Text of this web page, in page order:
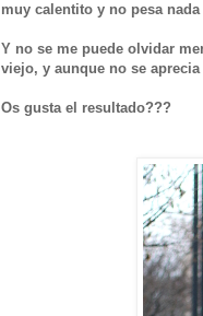
muy calentito y no pesa
Y no se me puede olvidar
viejo, y aunque no se
Os gusta el resultado???